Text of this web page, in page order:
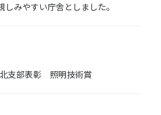
みやすい庁舎としました。
支部表彰 照明技術賞